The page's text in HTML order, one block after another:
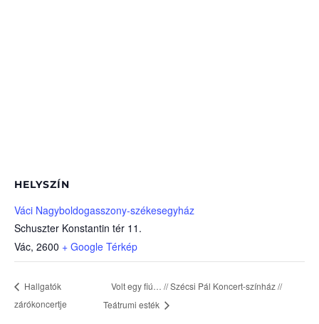
HELYSZÍN
Váci Nagyboldogasszony-székesegyház
Schuszter Konstantin tér 11.
Vác, 2600 + Google Térkép
Hallgatók
zárókoncertje
Volt egy fiú… // Szécsi Pál Koncert-színház //
Teátrumi esték